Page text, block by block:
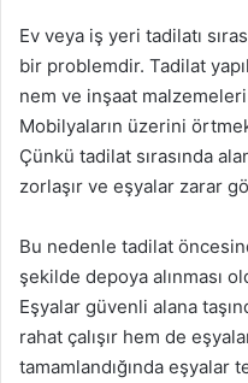
Ev veya iş yeri tadilatı
bir problemdir. Tadilat
nem ve inşaat
Mobilyaların üzerini
Çünkü tadilat sırasında
zorlaşır ve eşyalar zarar
Bu nedenle tadilat
şekilde depoya alınması
Eşyalar güvenli alana
rahat çalışır hem de
tamamlandığında